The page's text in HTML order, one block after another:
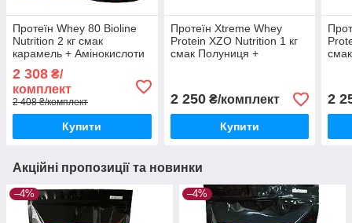
Протеїн Whey 80 Bioline
Nutrition 2 кг смак
карамель + Амінокислоти
BCAA HMB 0,5 кг + шейкер
2 308 ₴/
комплект
2 408 ₴/комплект
Купити
Протеїн Xtreme Whey
Protein XZO Nutrition 1 кг
смак Полуниця +
2 250₴/комплект
Купити
2
Акційні пропозиції та новинки
–4% –4%